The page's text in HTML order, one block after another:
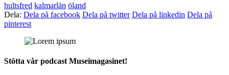
hultsfred kalmarlän öland
Dela: Dela på facebook Dela på twitter Dela på linkedin Dela på
pinterest
Stötta vår podcast Museimagasinet!